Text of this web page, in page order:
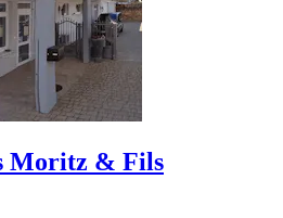
Moritz & Fils